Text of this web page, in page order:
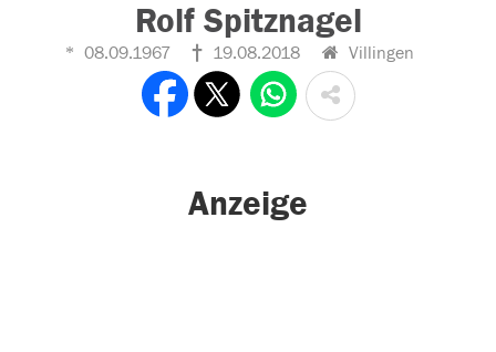
Rolf Spitznagel
08.09.1967 19.08.2018 Villingen
Anzeige